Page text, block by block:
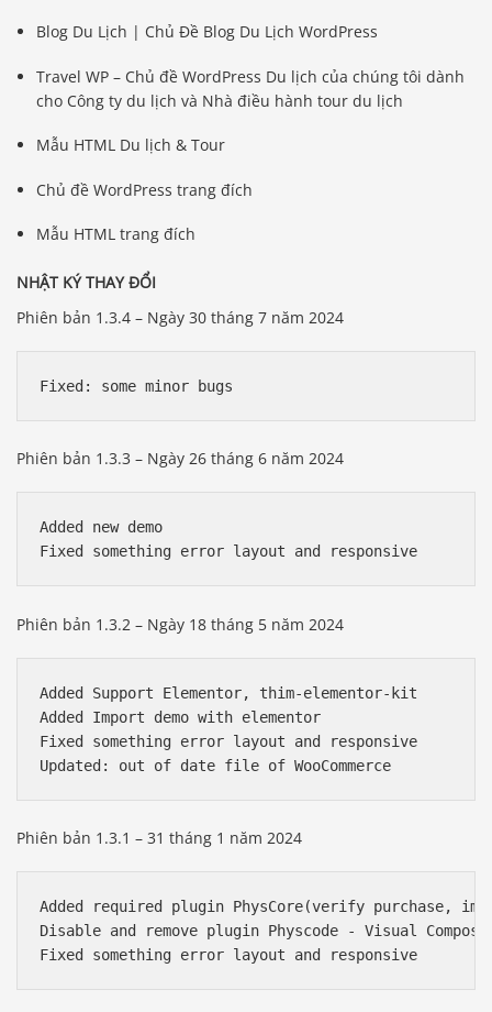
Blog Du Lịch | Chủ Đề Blog Du Lịch WordPress
Travel WP – Chủ đề WordPress Du lịch của chúng tôi dành
cho Công ty du lịch và Nhà điều hành tour du lịch
Mẫu HTML Du lịch & Tour
Chủ đề WordPress trang đích
Mẫu HTML trang đích
NHẬT KÝ THAY ĐỔI
Phiên bản 1.3.4 – Ngày 30 tháng 7 năm 2024
Fixed: some minor bugs
Phiên bản 1.3.3 – Ngày 26 tháng 6 năm 2024
Added new demo
Fixed something error layout and responsive
Phiên bản 1.3.2 – Ngày 18 tháng 5 năm 2024
Added Support Elementor, thim-elementor-kit
Added Import demo with elementor
Fixed something error layout and responsive
Phiên bản 1.3.1 – 31 tháng 1 năm 2024
Added required plugin PhysCore(verify purchase,
Disable and remove plugin Physcode - Visual